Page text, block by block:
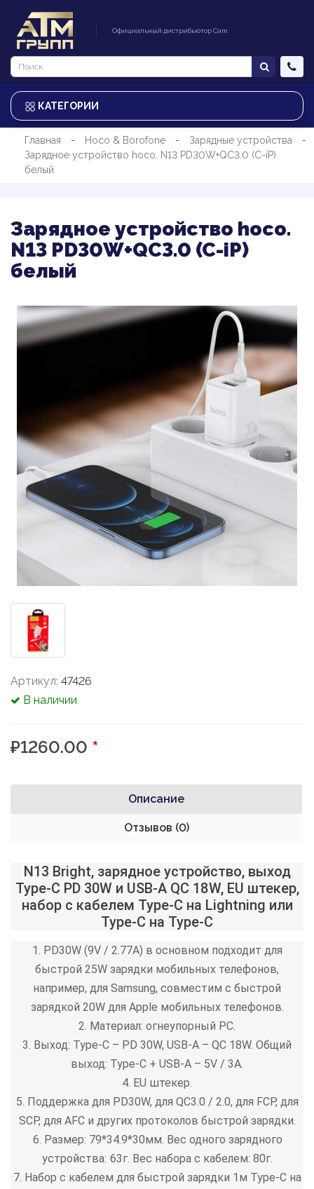
Официальный дистрибьютор Cam
КАТЕГОРИИ
Главная Hoco & Borofone
Зарядные устройства
Зарядное устройство hoco. N13 PD30W+QC3.0 (C-iP)
белый
Зарядное устройство hoco.
N13 PD30W+QC3.0 (C-iP)
белый
Артикул: 47426
В наличии
₽1260.00 *
Описание
Отзывов (0)
N13 Bright, зарядное устройство, выход
Type-C PD 30W и USB-A QC 18W, EU штекер,
набор с кабелем Type-C на Lightning или
Type-C на Type-C
1. PD30W (9V / 2.77A) в основном подходит для
быстрой 25W зарядки мобильных телефонов,
например, для Samsung, совместим с быстрой
зарядкой 20W для Apple мобильных телефонов.
2. Материал: огнеупорный PC.
3. Выход: Type-C – PD 30W, USB-A – QC 18W. Общий
выход: Type-C + USB-A – 5V / 3A.
4. EU штекер.
5. Поддержка для PD30W, для QC3.0 / 2.0, для FCP, для
SCP, для AFC и других протоколов быстрой зарядки.
6. Размер: 79*34.9*30мм. Вес одного зарядного
устройства: 63г. Вес набора с кабелем: 80г.
7. Набор с кабелем для быстрой зарядки 1м Type-C на